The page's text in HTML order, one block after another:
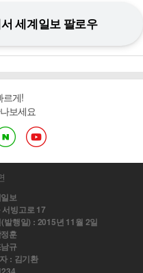
세계일보 팔로우
르게!
보세요
보
빙고로 17
발행일) : 2015년 11월 2일
훈
규
: 김기환